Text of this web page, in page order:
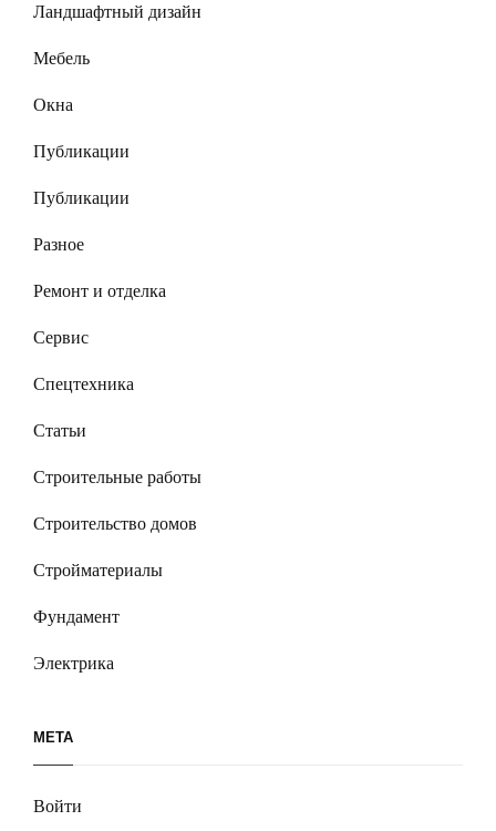
Ландшафтный дизайн
Мебель
Окна
Публикации
Публикации
Разное
Ремонт и отделка
Сервис
Спецтехника
Статьи
Строительные работы
Строительство домов
Стройматериалы
Фундамент
Электрика
МЕТА
Войти